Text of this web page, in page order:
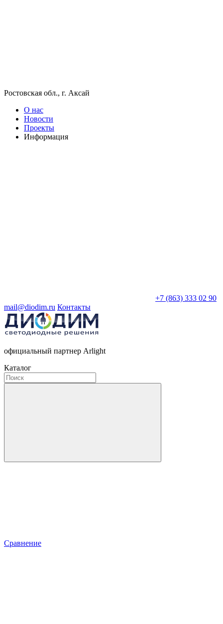
Ростовская обл., г. Аксай
О нас
Новости
Проекты
Информация
+7 (863) 333 02 90
mail@diodim.ru Контакты
официальный партнер Arlight
Каталог
Сравнение